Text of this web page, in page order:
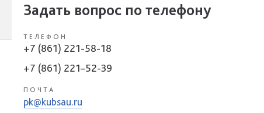
Задать вопрос по телефону
ТЕЛЕФОН
+7 (861) 221-58-18
+7 (861) 221–52-39
ПОЧТА
pk@kubsau.ru